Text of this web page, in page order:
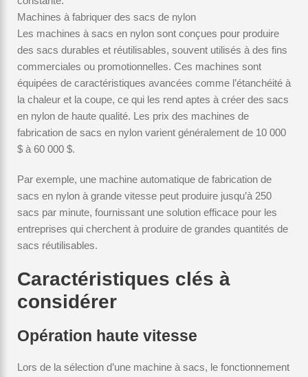
Machines à fabriquer des sacs de nylon
Les machines à sacs en nylon sont conçues pour produire
des sacs durables et réutilisables, souvent utilisés à des fins
commerciales ou promotionnelles. Ces machines sont
équipées de caractéristiques avancées comme l’étanchéité à
la chaleur et la coupe, ce qui les rend aptes à créer des sacs
en nylon de haute qualité. Les prix des machines de
fabrication de sacs en nylon varient généralement de 10 000
$ à 60 000 $.
Par exemple, une machine automatique de fabrication de
sacs en nylon à grande vitesse peut produire jusqu’à 250
sacs par minute, fournissant une solution efficace pour les
entreprises qui cherchent à produire de grandes quantités de
sacs réutilisables.
Caractéristiques clés à
considérer
Opération haute vitesse
Lors de la sélection d’une machine à sacs, le fonctionnement